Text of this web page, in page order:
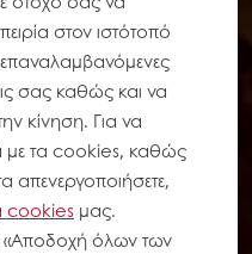
στον ιστότοπό
σας καθώς και να
κίνηση. Για να
με τα cookies, καθώς
απενεργοποιήσετε,
cookies μας.
«Αποδοχή όλων των